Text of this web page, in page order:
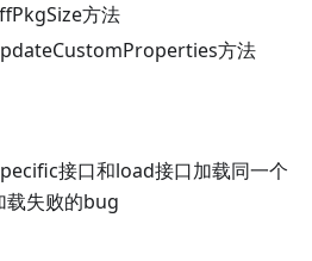
方法
方法
接口和load接口加载同一个
载失败的bug